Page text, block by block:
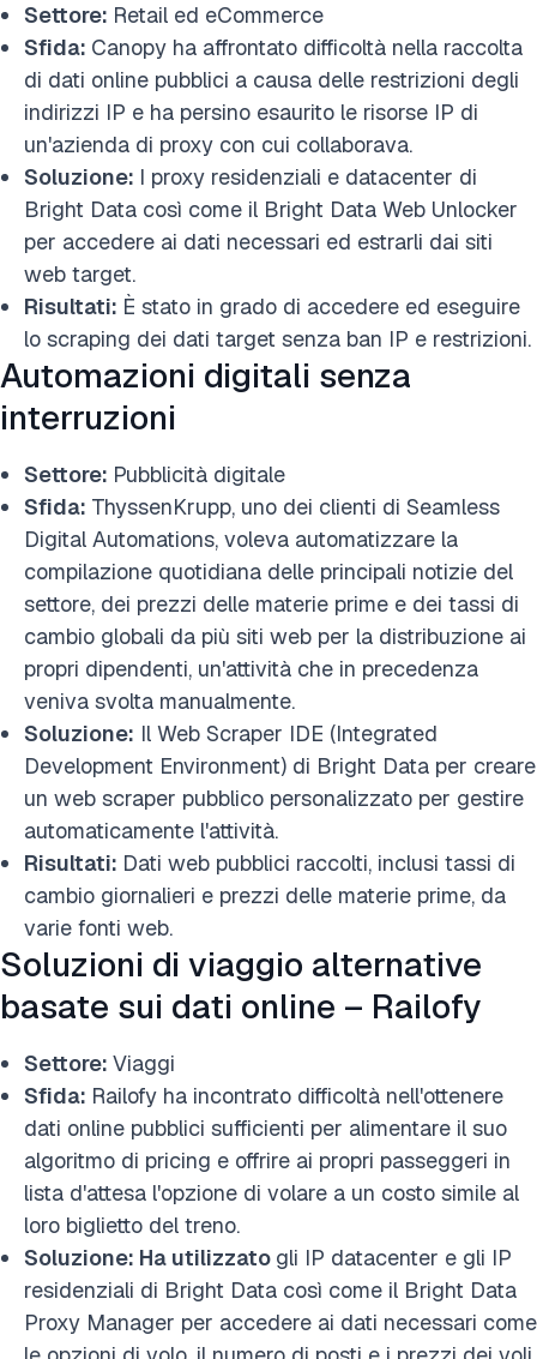
Settore: Retail ed eCommerce
Sfida: Canopy ha affrontato difficoltà nella raccolta
di dati online pubblici a causa delle restrizioni degli
indirizzi IP e ha persino esaurito le risorse IP di
un'azienda di proxy con cui collaborava.
Soluzione: I proxy residenziali e datacenter di
Bright Data così come il Bright Data Web Unlocker
per accedere ai dati necessari ed estrarli dai siti
web target.
Risultati: È stato in grado di accedere ed eseguire
lo scraping dei dati target senza ban IP e restrizioni.
Automazioni digitali senza
interruzioni
Settore: Pubblicità digitale
Sfida: ThyssenKrupp, uno dei clienti di Seamless
Digital Automations, voleva automatizzare la
compilazione quotidiana delle principali notizie del
settore, dei prezzi delle materie prime e dei tassi di
cambio globali da più siti web per la distribuzione ai
propri dipendenti, un'attività che in precedenza
veniva svolta manualmente.
Soluzione: Il Web Scraper IDE (Integrated
Development Environment) di Bright Data per creare
un web scraper pubblico personalizzato per gestire
automaticamente l'attività.
Risultati: Dati web pubblici raccolti, inclusi tassi di
cambio giornalieri e prezzi delle materie prime, da
varie fonti web.
Soluzioni di viaggio alternative
basate sui dati online – Railofy
Settore: Viaggi
Sfida: Railofy ha incontrato difficoltà nell'ottenere
dati online pubblici sufficienti per alimentare il suo
algoritmo di pricing e offrire ai propri passeggeri in
lista d'attesa l'opzione di volare a un costo simile al
loro biglietto del treno.
Soluzione: Ha utilizzato gli IP datacenter e gli IP
residenziali di Bright Data così come il Bright Data
Proxy Manager per accedere ai dati necessari come